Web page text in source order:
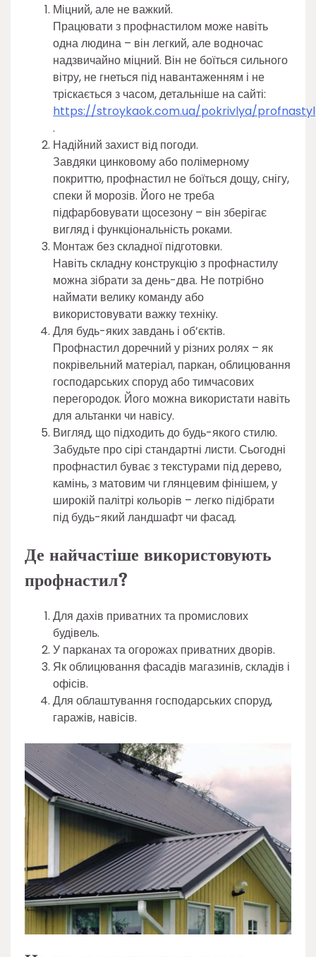
Міцний, але не важкий.
Працювати з профнастилом може навіть
одна людина – він легкий, але водночас
надзвичайно міцний. Він не боїться сильного
вітру, не гнеться під навантаженням і не
тріскається з часом, детальніше на сайті:
https://stroykaok.com.ua/pokrivlya/profnastyl
.
Надійний захист від погоди.
Завдяки цинковому або полімерному
покриттю, профнастил не боїться дощу, снігу,
спеки й морозів. Його не треба
підфарбовувати щосезону – він зберігає
вигляд і функціональність роками.
Монтаж без складної підготовки.
Навіть складну конструкцію з профнастилу
можна зібрати за день-два. Не потрібно
наймати велику команду або
використовувати важку техніку.
Для будь-яких завдань і об’єктів.
Профнастил доречний у різних ролях – як
покрівельний матеріал, паркан, облицювання
господарських споруд або тимчасових
перегородок. Його можна використати навіть
для альтанки чи навісу.
Вигляд, що підходить до будь-якого стилю.
Забудьте про сірі стандартні листи. Сьогодні
профнастил буває з текстурами під дерево,
камінь, з матовим чи глянцевим фінішем, у
широкій палітрі кольорів – легко підібрати
під будь-який ландшафт чи фасад.
Де найчастіше використовують
профнастил?
Для дахів приватних та промислових
будівель.
У парканах та огорожах приватних дворів.
Як облицювання фасадів магазинів, складів і
офісів.
Для облаштування господарських споруд,
гаражів, навісів.